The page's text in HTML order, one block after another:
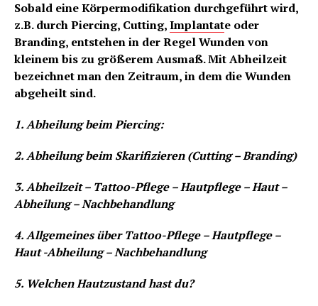
Sobald eine Körpermodifikation durchgeführt wird,
z.B. durch Piercing, Cutting,Implantate oder
Branding, entstehen in der Regel Wunden von
kleinem bis zu größerem Ausmaß. Mit Abheilzeit
bezeichnet man den Zeitraum, in dem die Wunden
abgeheilt sind.
1. Abheilung beim Piercing:
2. Abheilung beim Skarifizieren (Cutting – Branding)
3. Abheilzeit – Tattoo-Pflege – Hautpflege – Haut –
Abheilung – Nachbehandlung
4. Allgemeines über Tattoo-Pflege – Hautpflege –
Haut -Abheilung – Nachbehandlung
5. Welchen Hautzustand hast du?